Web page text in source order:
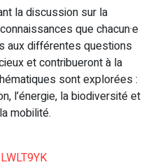
la discussion sur la
que chacun·e
aux différentes questions
et contribueront à la
sont explorées :
l’énergie, la biodiversité et
mobilité.